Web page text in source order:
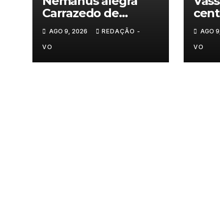
Carrazedo de
AGO 9, 2026 REDAÇÃO -
VO
AGO
VO